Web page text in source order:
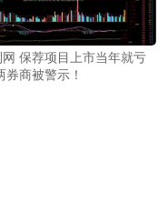
保荐项目上市当年就亏
券商被警示！